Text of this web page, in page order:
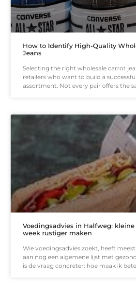
How to Identify High-Quality
Jeans
Selecting the right wholesale carrot
retailers who want to build a
assortment. Not every pair offers the
Voedingsadvies in Halfweg:
week rustiger maken
Wie voedingsadvies zoekt, heeft
aan nog een algemene lijst met
is de vraag concreter: hoe maak ik